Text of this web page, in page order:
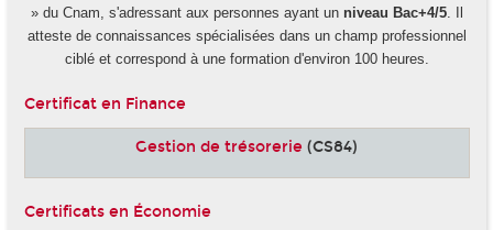
» du Cnam, s'adressant aux personnes ayant un niveau Bac+4/5. Il
atteste de connaissances spécialisées dans un champ professionnel
ciblé et correspond à une formation d'environ 100 heures.
Certificat en Finance
Gestion de trésorerie (CS84)
Certificats en Économie